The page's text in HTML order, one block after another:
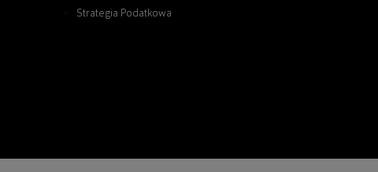
Strategia Podatkowa